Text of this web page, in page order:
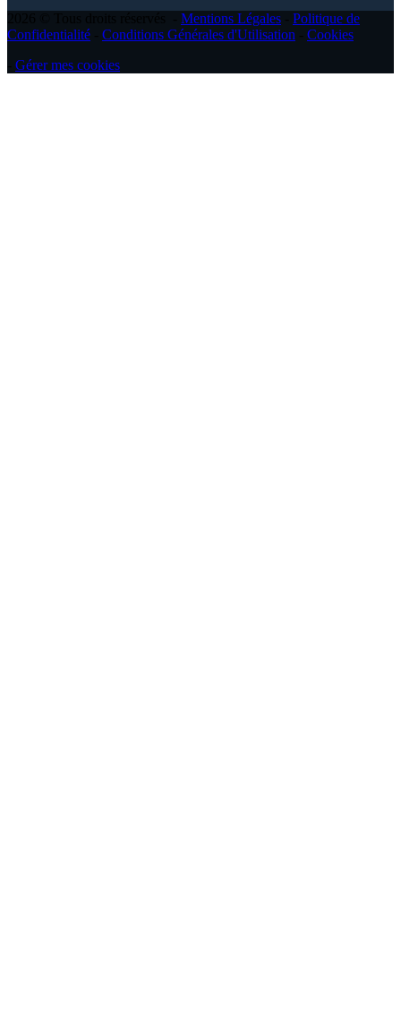
Mentions Légales
Politique de
Confidentialité
Conditions Générales d'Utilisation
Cookies
Gérer mes cookies